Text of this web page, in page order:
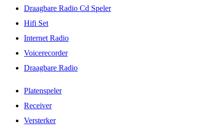
Draagbare Radio Cd Speler
Hifi Set
Internet Radio
Voicerecorder
Draagbare Radio
Platenspeler
Receiver
Versterker